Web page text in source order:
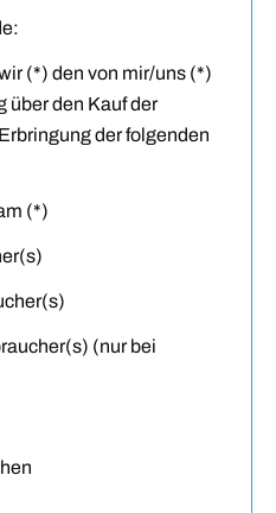
(*) den von mir/uns (*)
über den Kauf der
der folgenden
(*)
(nur bei